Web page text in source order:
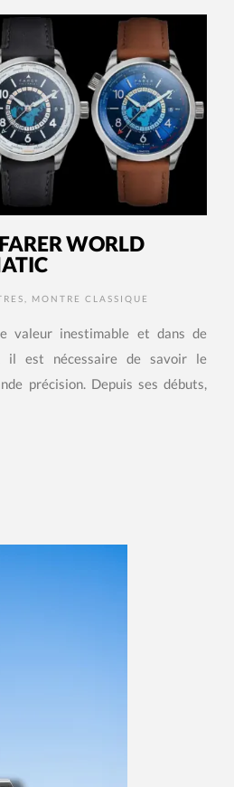
WORLD
MONTRE CLASSIQUE
valeur inestimable et dans de
il est nécessaire de savoir le
précision. Depuis ses débuts,